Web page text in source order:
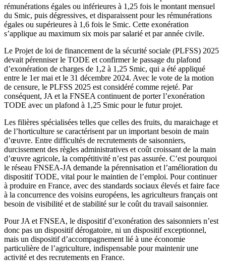
rémunérations égales ou inférieures à 1,25 fois le montant mensuel
du Smic, puis dégressives, et disparaissent pour les rémunérations
égales ou supérieures à 1,6 fois le Smic. Cette exonération
s’applique au maximum six mois par salarié et par année civile.
Le Projet de loi de financement de la sécurité sociale (PLFSS) 2025
devait pérenniser le TODE et confirmer le passage du plafond
d’exonération de charges de 1,2 à 1,25 Smic, qui a été appliqué
entre le 1er mai et le 31 décembre 2024. Avec le vote de la motion
de censure, le PLFSS 2025 est considéré comme rejeté. Par
conséquent, JA et la FNSEA continuent de porter l’exonération
TODE avec un plafond à 1,25 Smic pour le futur projet.
Les filières spécialisées telles que celles des fruits, du maraichage et
de l’horticulture se caractérisent par un important besoin de main
d’œuvre. Entre difficultés de recrutements de saisonniers,
durcissement des règles administratives et coût croissant de la main
d’œuvre agricole, la compétitivité n’est pas assurée. C’est pourquoi
le réseau FNSEA-JA demande la pérennisation et l’amélioration du
dispositif TODE, vital pour le maintien de l’emploi. Pour continuer
à produire en France, avec des standards sociaux élevés et faire face
à la concurrence des voisins européens, les agriculteurs français ont
besoin de visibilité et de stabilité sur le coût du travail saisonnier.
Pour JA et FNSEA, le dispositif d’exonération des saisonniers n’est
donc pas un dispositif dérogatoire, ni un dispositif exceptionnel,
mais un dispositif d’accompagnement lié à une économie
particulière de l’agriculture, indispensable pour maintenir une
activité et des recrutements en France.